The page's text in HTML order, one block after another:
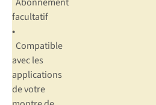
facultatif
•
Compatible
avec les
applications
de votre